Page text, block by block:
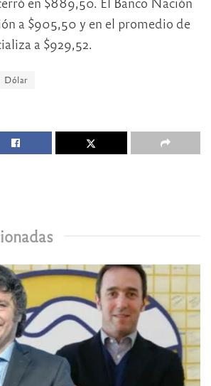
a $905,50 y en el promedio de
a $929,52.
Dólar